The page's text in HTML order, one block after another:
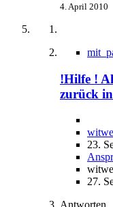
4. April 2010
!Hilfe !
zurück
23.
27.